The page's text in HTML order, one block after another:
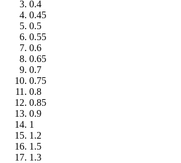
0.4
0.45
0.5
0.55
0.6
0.65
0.7
0.75
0.8
0.85
0.9
1
1.2
1.5
1.3